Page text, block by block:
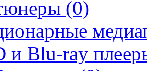
(0)
и Blu-ray